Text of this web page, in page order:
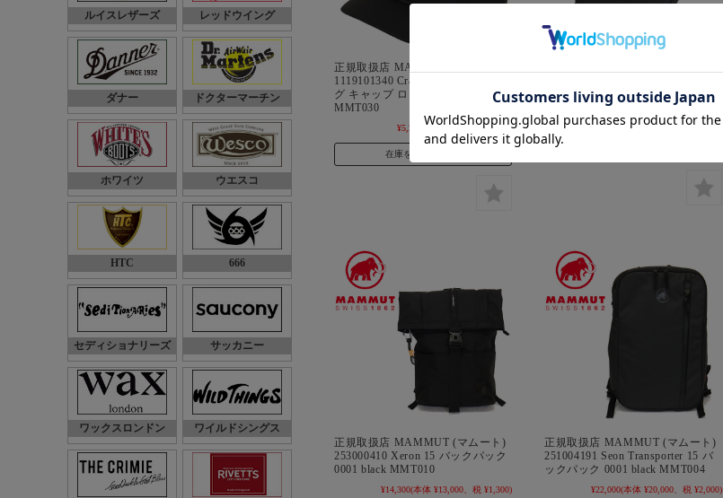
正規取扱店 MAMMUT (マムート)
1119101340 Crag Cap Logo クラッ
グ キャップ ロゴ 0001 black
MMT030
¥5,280 (本体 ¥4,800、税 ¥480)
在庫を確認する
ジップウォレット 0001 BLACK
¥7,150(本体 ¥6,500、税 ¥650)
正規取扱店 MAMMUT (マムート)
253000410 Xeron 15 バックパック
0001 black MMT010
¥14,300(本体 ¥13,000、税 ¥1,300)
正規取扱店 MAMMUT (マムート)
251004191 Seon Transporter 15 バ
ックパック 0001 black MMT004
¥22,000(本体 ¥20,000、税 ¥2,000)
ルイスレザーズ レッドウイング
ダナー ドクターマーチン
ホワイツ ウエスコ
HTC 666
セディショナリーズ サッカニー
ワックスロンドン ワイルドシングス